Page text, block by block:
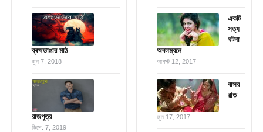
ব্ৰহ্মডাঙার মাঠ
জুন 7, 2018
রাজপুত্র
ডিসে. 7, 2019
একটি
সত্য
ঘটনা
অবলম্বনে
আগস্ট 12, 2017
বাসর
রাত
জুন 17, 2017